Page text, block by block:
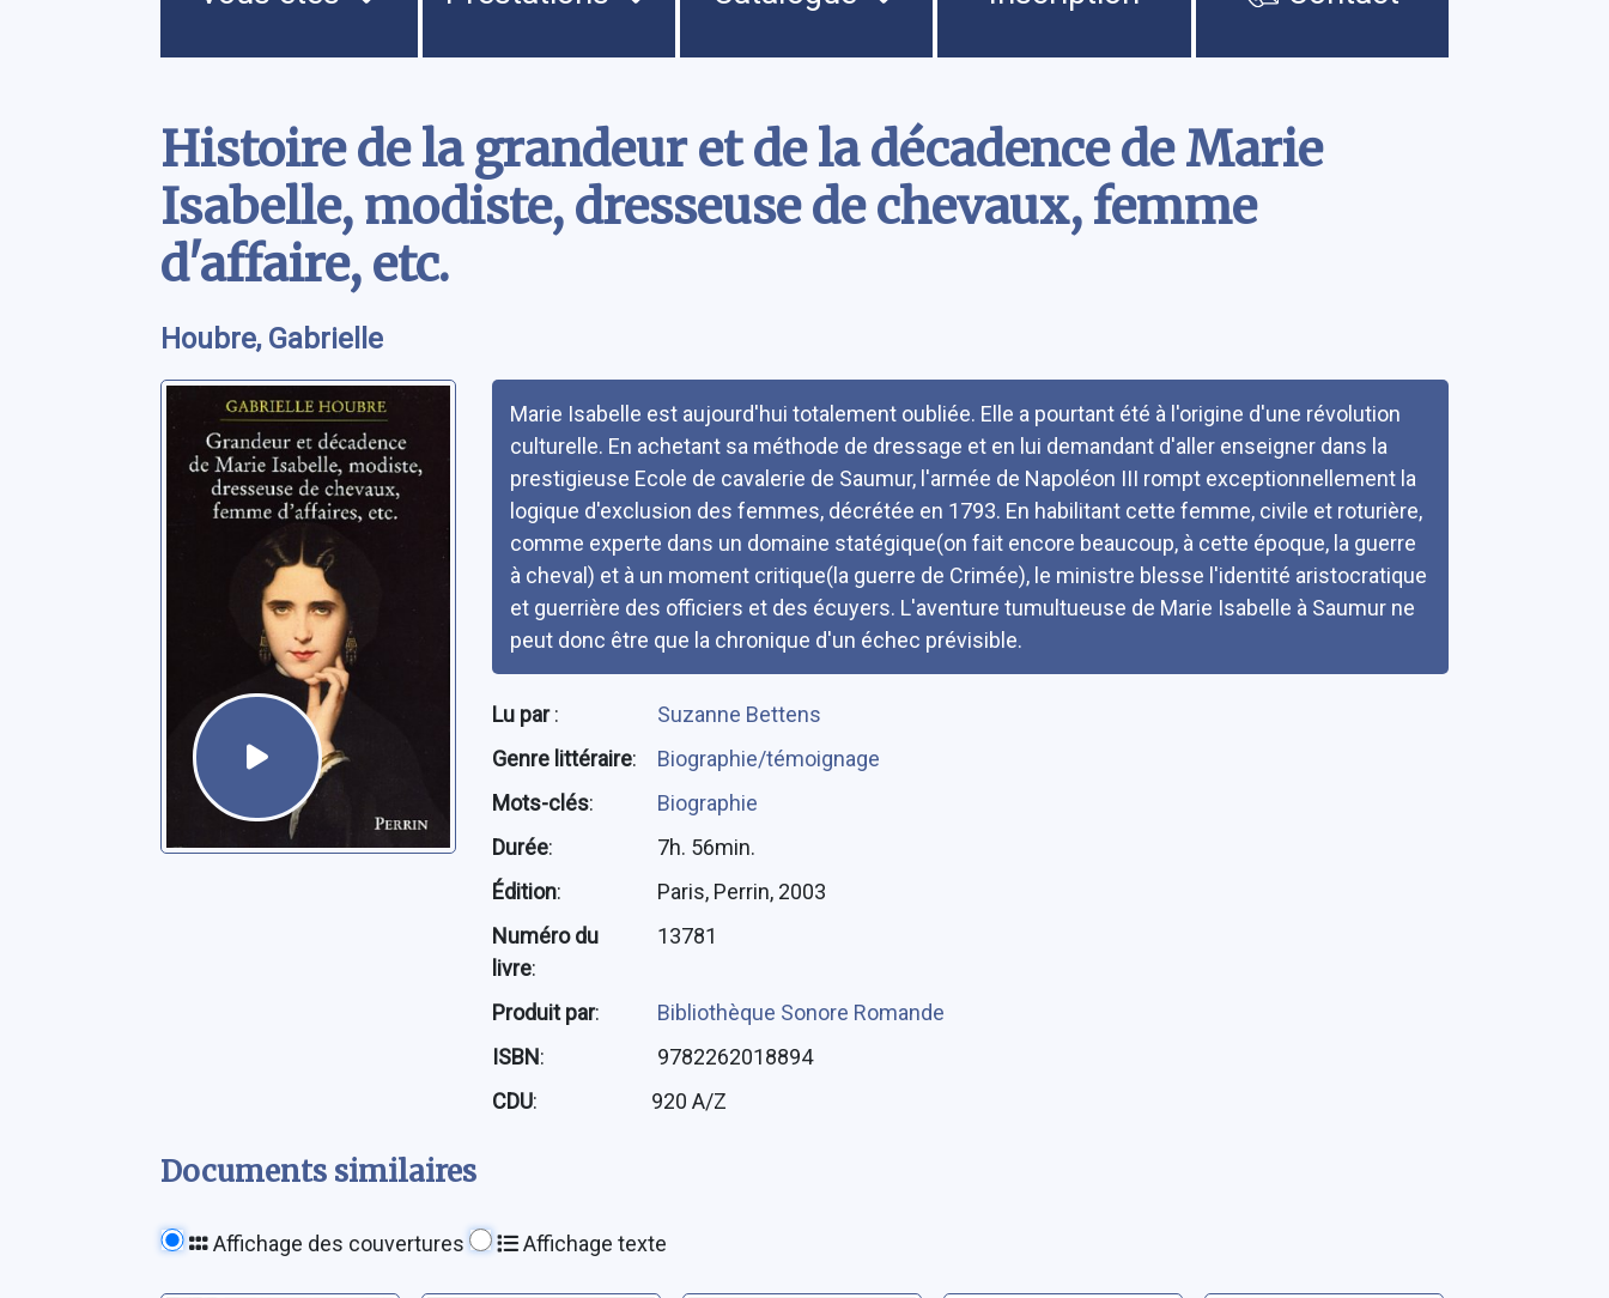
Histoire de la grandeur et de la décadence de Marie
Isabelle, modiste, dresseuse de chevaux, femme
d'affaire, etc.
Houbre, Gabrielle
Marie Isabelle est aujourd'hui totalement oubliée. Elle a pourtant été à l'origine d'une révolution
culturelle. En achetant sa méthode de dressage et en lui demandant d'aller enseigner dans la
prestigieuse Ecole de cavalerie de Saumur, l'armée de Napoléon III rompt exceptionnellement la
logique d'exclusion des femmes, décrétée en 1793. En habilitant cette femme, civile et roturière,
comme experte dans un domaine statégique(on fait encore beaucoup, à cette époque, la guerre
à cheval) et à un moment critique(la guerre de Crimée), le ministre blesse l'identité aristocratique
et guerrière des officiers et des écuyers. L'aventure tumultueuse de Marie Isabelle à Saumur ne
peut donc être que la chronique d'un échec prévisible.
Lu par:
Suzanne Bettens
Genre littéraire:
Biographie/témoignage
Mots-clés:
Biographie
Durée:
7h. 56min.
Édition:
Paris, Perrin, 2003
Numéro du
livre:
13781
Produit par:
Bibliothèque Sonore Romande
ISBN:
9782262018894
CDU: 920 A/Z
Documents similaires
Affichage des couvertures Affichage texte